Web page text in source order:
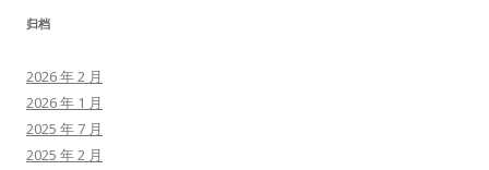
归档
2026 年 2 月
2026 年 1 月
2025 年 7 月
2025 年 2 月